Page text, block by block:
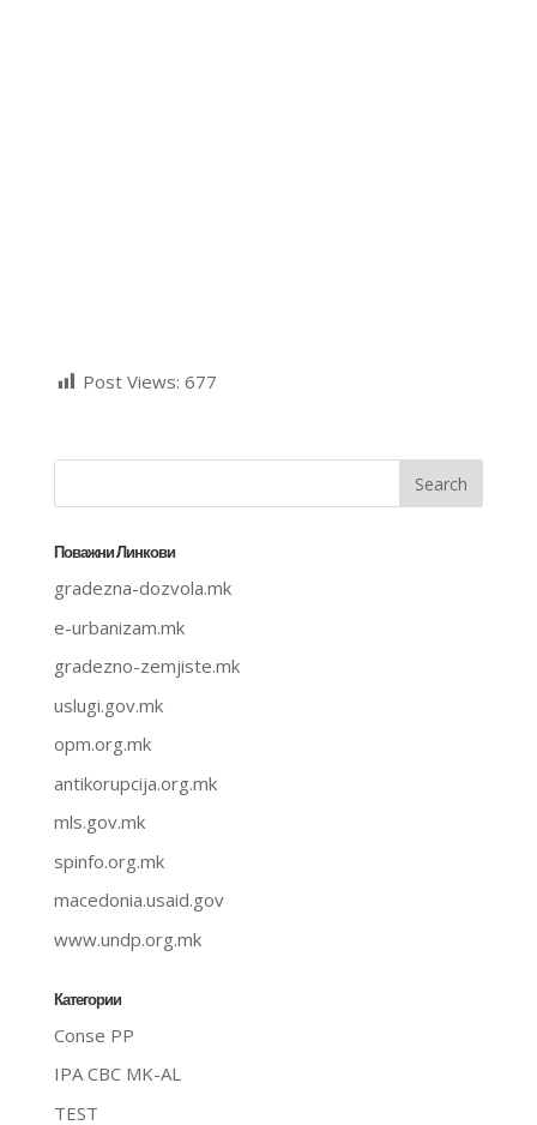
Post Views: 677
Поважни Линкови
gradezna-dozvola.mk
e-urbanizam.mk
gradezno-zemjiste.mk
uslugi.gov.mk
opm.org.mk
antikorupcija.org.mk
mls.gov.mk
spinfo.org.mk
macedonia.usaid.gov
www.undp.org.mk
Категории
Conse PP
IPA CBC MK-AL
TEST